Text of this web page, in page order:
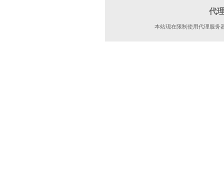
代
本站现在限制使用代理服务